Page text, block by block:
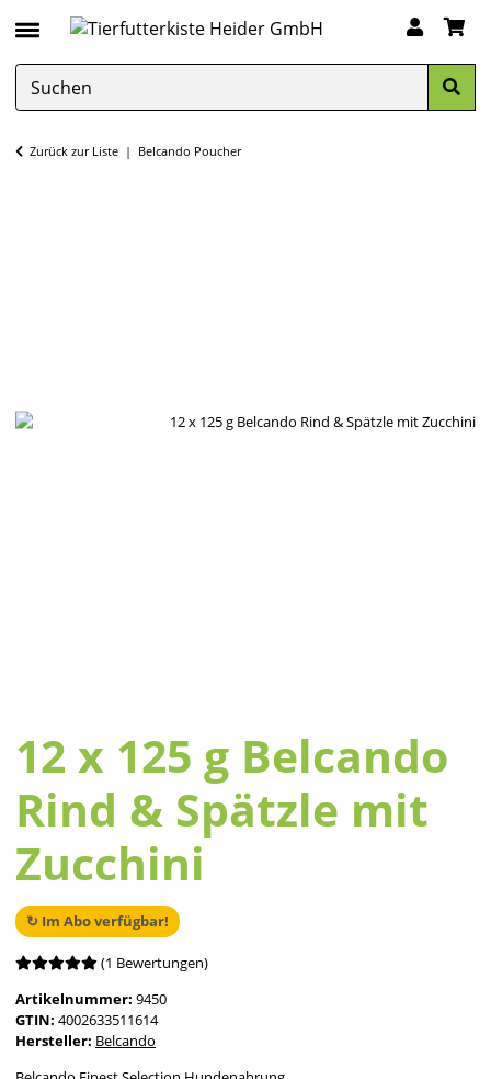
Zurück zur Liste Belcando Poucher
12 x 125 g Belcando
Rind & Spätzle mit
Zucchini
↻ Im Abo verfügbar!
(1 Bewertungen)
Artikelnummer: 9450
GTIN: 4002633511614
Hersteller: Belcando